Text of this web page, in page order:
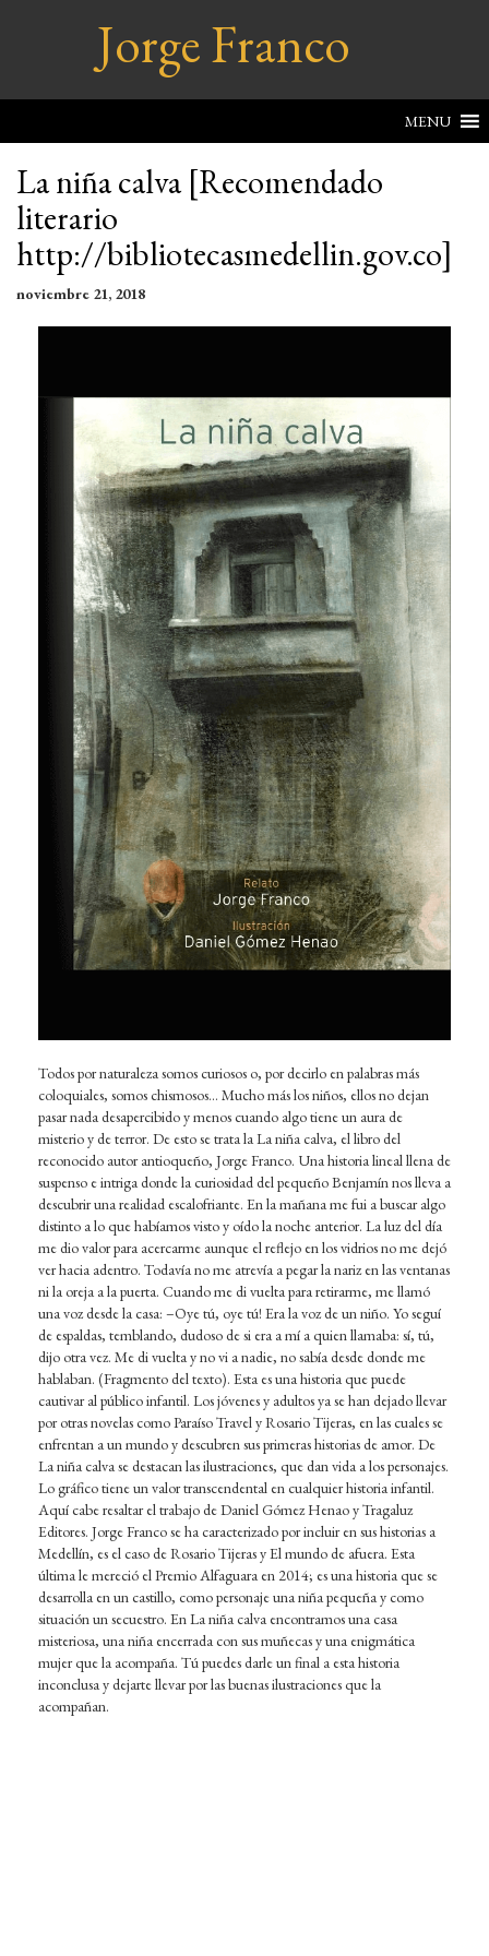
Jorge Franco
MENU
La niña calva [Recomendado
literario
http://bibliotecasmedellin.gov.co]
noviembre 21, 2018
Todos por naturaleza somos curiosos o, por decirlo en palabras más
coloquiales, somos chismosos… Mucho más los niños, ellos no dejan
pasar nada desapercibido y menos cuando algo tiene un aura de
misterio y de terror. De esto se trata la La niña calva, el libro del
reconocido autor antioqueño, Jorge Franco. Una historia lineal llena de
suspenso e intriga donde la curiosidad del pequeño Benjamín nos lleva a
descubrir una realidad escalofriante. En la mañana me fui a buscar algo
distinto a lo que habíamos visto y oído la noche anterior. La luz del día
me dio valor para acercarme aunque el reflejo en los vidrios no me dejó
ver hacia adentro. Todavía no me atrevía a pegar la nariz en las ventanas
ni la oreja a la puerta. Cuando me di vuelta para retirarme, me llamó
una voz desde la casa: –Oye tú, oye tú! Era la voz de un niño. Yo seguí
de espaldas, temblando, dudoso de si era a mí a quien llamaba: sí, tú,
dijo otra vez. Me di vuelta y no vi a nadie, no sabía desde donde me
hablaban. (Fragmento del texto). Esta es una historia que puede
cautivar al público infantil. Los jóvenes y adultos ya se han dejado llevar
por otras novelas como Paraíso Travel y Rosario Tijeras, en las cuales se
enfrentan a un mundo y descubren sus primeras historias de amor. De
La niña calva se destacan las ilustraciones, que dan vida a los personajes.
Lo gráfico tiene un valor transcendental en cualquier historia infantil.
Aquí cabe resaltar el trabajo de Daniel Gómez Henao y Tragaluz
Editores. Jorge Franco se ha caracterizado por incluir en sus historias a
Medellín, es el caso de Rosario Tijeras y El mundo de afuera. Esta
última le mereció el Premio Alfaguara en 2014; es una historia que se
desarrolla en un castillo, como personaje una niña pequeña y como
situación un secuestro. En La niña calva encontramos una casa
misteriosa, una niña encerrada con sus muñecas y una enigmática
mujer que la acompaña. Tú puedes darle un final a esta historia
inconclusa y dejarte llevar por las buenas ilustraciones que la
acompañan.